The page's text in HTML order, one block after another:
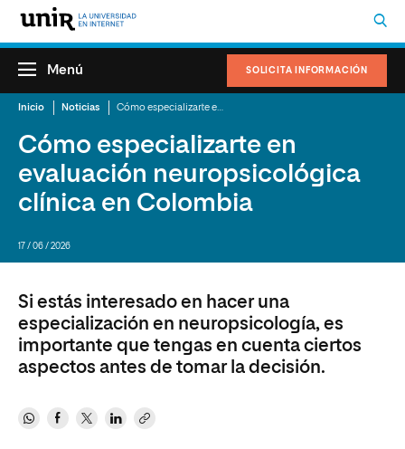
SOLICITA INFORMACIÓN
Menú
Inicio Noticias
Cómo especializarte en
evaluación neuropsicológica
clínica en Colombia
17 / 06 / 2026
Si estás interesado en hacer una
especialización en neuropsicología, es
importante que tengas en cuenta ciertos
aspectos antes de tomar la decisión.